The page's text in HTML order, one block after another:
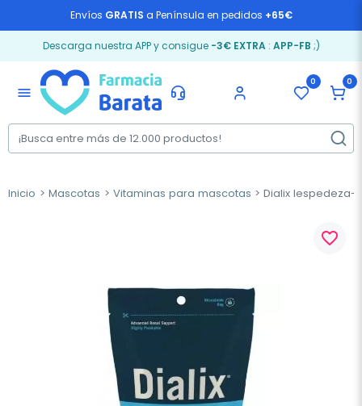
Envíos GRATIS a Península en pedidos +65€
Descarga nuestra APP y consigue -3€ EXTRA: APP-FB ;)
menu
0 0
Inicio Mascotas Vitaminas para mascotas Dialix lespedeza-
favorite_border